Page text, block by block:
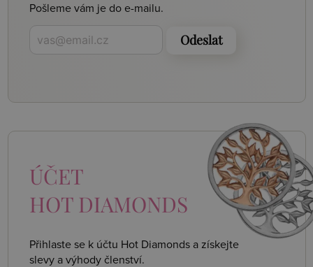
Pošleme vám je do e-mailu.
Odeslat
ÚČET
HOT DIAMONDS
Přihlaste se k účtu Hot Diamonds a získejte
slevy a výhody členství.